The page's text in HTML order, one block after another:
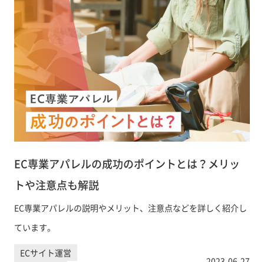
EC専業アパレルの成功のポイントとは？メリッ
トや注意点も解説
EC専業アパレルの説明やメリット、注意点などを詳しく紹介し
ています。
ECサイト運営